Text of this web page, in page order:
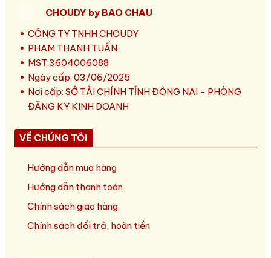
Hướng dẫn mua hàng
Hướng dẫn thanh toán
Chính sách giao hàng
Chính sách đổi trả, hoàn tiền
CHOUDY by BAO CHAU
CÔNG TY TNHH CHOUDY
PHẠM THANH TUẤN
MST:3604006088
Ngày cấp: 03/06/2025
Nơi cấp: SỞ TẢI CHÍNH TỈNH ĐÔNG NAI - PHÒNG
ĐĂNG KY KINH DOANH
VỀ CHÚNG TÔI